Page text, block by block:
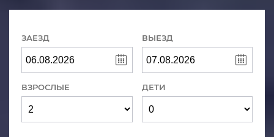
ЗАЕЗД ВЫЕЗД
ВЗРОСЛЫЕ ДЕТИ